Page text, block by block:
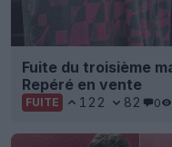
Fuite du troisième
Repéré en vente
FUITE 122 82 0